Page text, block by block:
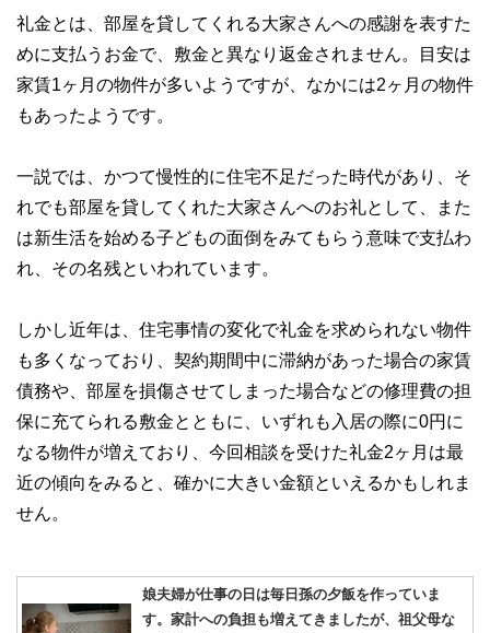
礼金とは、部屋を貸してくれる大家さんへの感謝を表すた
めに支払うお金で、敷金と異なり返金されません。目安は
家賃1ヶ月の物件が多いようですが、なかには2ヶ月の物件
もあったようです。
一説では、かつて慢性的に住宅不足だった時代があり、そ
れでも部屋を貸してくれた大家さんへのお礼として、また
は新生活を始める子どもの面倒をみてもらう意味で支払わ
れ、その名残といわれています。
しかし近年は、住宅事情の変化で礼金を求められない物件
も多くなっており、契約期間中に滞納があった場合の家賃
債務や、部屋を損傷させてしまった場合などの修理費の担
保に充てられる敷金とともに、いずれも入居の際に0円に
なる物件が増えており、今回相談を受けた礼金2ヶ月は最
近の傾向をみると、確かに大きい金額といえるかもしれま
せん。
娘夫婦が仕事の日は毎日孫の夕飯を作っていま
す。家計への負担も増えてきましたが、祖父母な